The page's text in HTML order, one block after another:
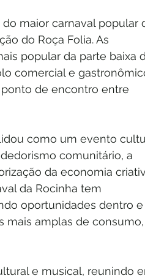
do maior carnaval popular
do Roça Folia. As
popular da parte baixa
comercial e
de encontro entre
como um evento
comunitário, a
da economia
da Rocinha tem
oportunidades dentro
mais amplas de
e musical, reunindo